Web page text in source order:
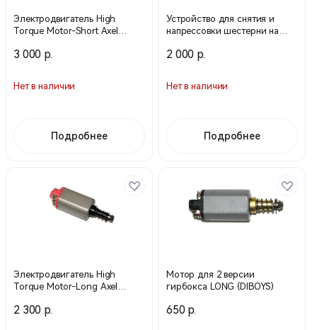
Электродвигатель High
Torque Motor-Short Axel
3 000 р.
Нет в наличии
Подробнее
Устройство для снятия и
напрессовки шестерни на
(Guarder)
2 000 р.
Нет в наличии
Подробнее
Электродвигатель High
Torque Motor-Long Axel
2 300 р.
Мотор для 2 версии
гирбокса LONG (DIBOYS)
650 р.